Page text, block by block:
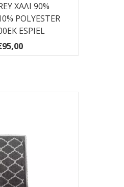
ΧΑΛΙ 90%
POLYESTER
ESPIEL